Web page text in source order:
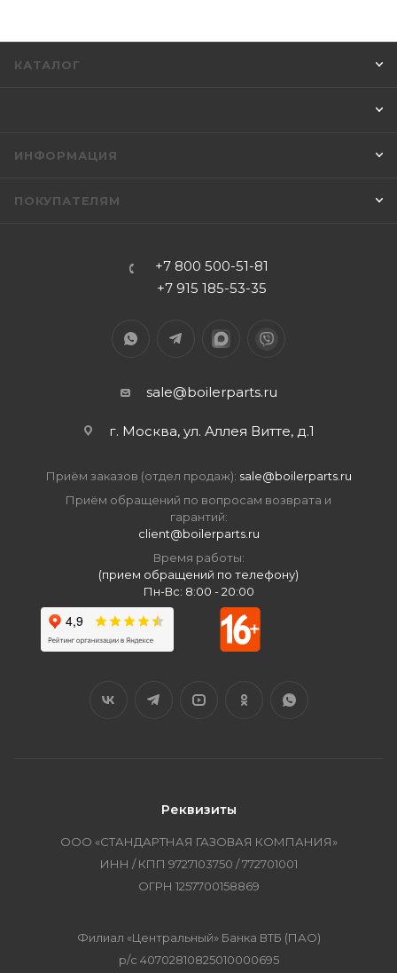
КАТАЛОГ
ИНФОРМАЦИЯ
ПОКУПАТЕЛЯМ
+7 800 500-51-81
+7 915 185-53-35
sale@boilerparts.ru
г. Москва, ул. Аллея Витте, д.1
Приём заказов (отдел продаж): sale@boilerparts.ru
Приём обращений по вопросам возврата и
гарантий:
client@boilerparts.ru
Время работы:
(прием обращений по телефону)
Пн-Вс: 8:00 - 20:00
Реквизиты
ООО «СТАНДАРТНАЯ ГАЗОВАЯ КОМПАНИЯ»
ИНН / КПП 9727103750 / 772701001
ОГРН 1257700158869
Филиал «Центральный» Банка ВТБ (ПАО)
р/с 40702810825010000695